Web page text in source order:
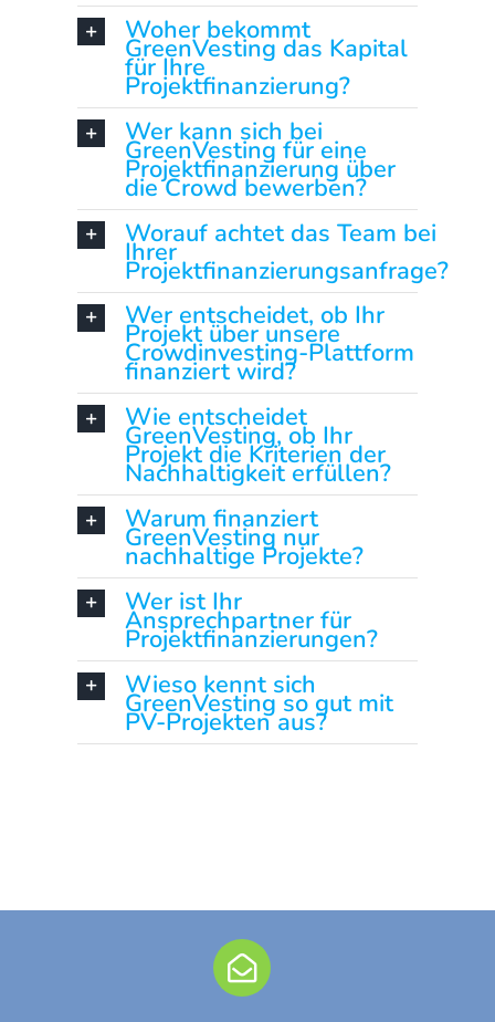
Woher bekommt
GreenVesting das Kapital
für Ihre
Projektfinanzierung?
Wer kann sich bei
GreenVesting für eine
Projektfinanzierung über
die Crowd bewerben?
Worauf achtet das Team bei
Ihrer
Projektfinanzierungsanfrage?
Wer entscheidet, ob Ihr
Projekt über unsere
Crowdinvesting-Plattform
finanziert wird?
Wie entscheidet
GreenVesting, ob Ihr
Projekt die Kriterien der
Nachhaltigkeit erfüllen?
Warum finanziert
GreenVesting nur
nachhaltige Projekte?
Wer ist Ihr
Ansprechpartner für
Projektfinanzierungen?
Wieso kennt sich
GreenVesting so gut mit
PV-Projekten aus?